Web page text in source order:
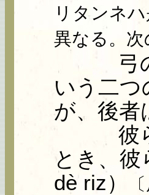
リタンネ
異なる。
弓の弦
いう二
が、後者
彼らが
とき、
dè riz）